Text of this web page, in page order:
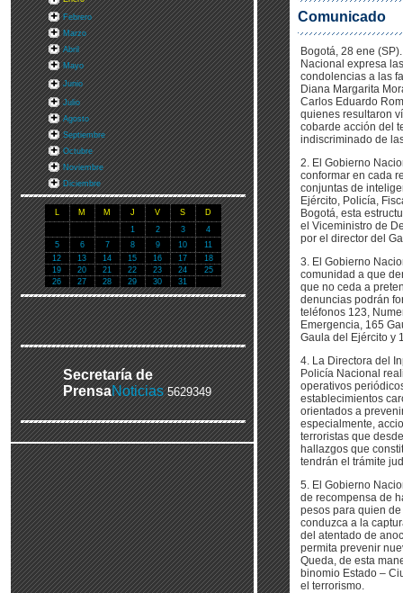
Febrero
Marzo
Abril
Mayo
Junio
Julio
Agosto
Septiembre
Octubre
Noviembre
Diciembre
L M M J V S
D
1
2 3
4
5
6 7 8 9 10
11
12
13 14 15 16 17
18
19
20 21 22 23 24
25
26
27 28 29 30 31
Secretaría de
PrensaNoticias 5629349
Comunicado
Bogotá, 28 ene
Nacional expresa
condolencias a las
Diana Margarita
Carlos Eduardo
quienes resultaron
cobarde acción del
indiscriminado de
2. El Gobierno
conformar en cada
conjuntas de
Ejército, Policía,
Bogotá, esta
el Viceministro de
por el director del
3. El Gobierno
comunidad a que
que no ceda a
denuncias podrán
teléfonos 123,
Emergencia, 165
Gaula del Ejército y
4. La Directora del
Policía Nacional
operativos
establecimientos
orientados a
especialmente,
terroristas que
hallazgos que
tendrán el trámite
5. El Gobierno
de recompensa de
pesos para quien
conduzca a la
del atentado de
permita prevenir
Queda, de esta
binomio Estado –
el terrorismo.